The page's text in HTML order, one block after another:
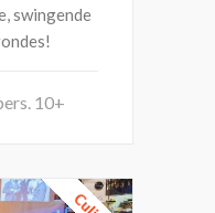
swingende
10+